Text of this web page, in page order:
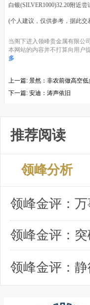
白银(SILVER1000)32.20附近
(个人建议，仅供参考，据此交
当阁下进入领峰贵金属有限公
本网站的内容并不打算向用户
多
上一篇: 景然：非农前做高空低
下一篇: 安迪：涛声依旧
推荐阅读
领峰分析
领峰金评：